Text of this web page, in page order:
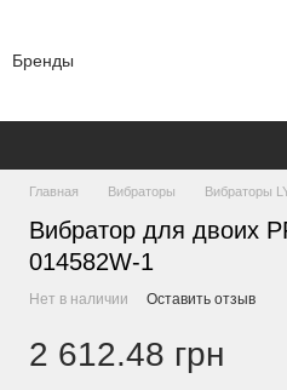
Бренды
Главная Вибраторы Вибраторы
Вибратор для двоих
014582W-1
Нет в наличии Оставить отзыв
2 612.48 грн